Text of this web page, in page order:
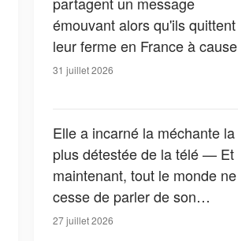
émouvant alors qu'ils quittent
leur ferme en France à cause
des feux de forêt — Tous les
31 juillet 2026
Elle a incarné la méchante la
plus détestée de la télé — Et
maintenant, tout le monde ne
cesse de parler de son
apparition dans la nouvelle
27 juillet 2026